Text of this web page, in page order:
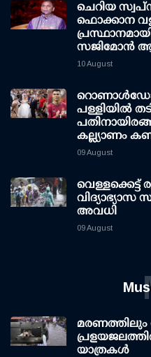
ചെറിയ
ഫൊക്കാന
സജിമോൻ
10 August
പള്ളിയില്‍
കല്ല്യാണം
09 August
വെള്ളക്കെട്ട്
വിദ്യാഭ്യാസ
അവധി
09 August
മരണത്തിലും
യാത്രകള്‍